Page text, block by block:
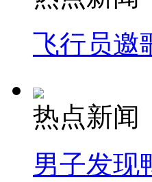
飞行员邀
热点新闻
男子发现